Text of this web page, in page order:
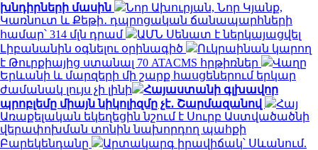
խնդիրների մասին
Նոր Ախուրյան, Նոր Կյանք,
Կառնուտ և Քեթի․ դպրոցական ճանապարհների
համար՝ 314 մլն դրամ
ԱՄՆ Սենատ է ներկայացվել
Լիբանանին օգնելու օրինագիծ
Ուկրաինան կարող
է Թուրքիայից ստանալ 70 ATACMS հրթիռներ
Վաղը
Երևանի և մարզերի մի շարք հասցեներում երկար
ժամանակ լույս չի լինի
Հայաստանի գլխավոր
պրոբլեմը միայն նիկոլիզմը չէ․ Շարմազանով
Հայ
Առաքելական եկեղեցին նշում է Սուրբ Աստվածածնի
վերափոխման տոնին նախորդող պահքի
Բարեկենդանը
Արտակարգ իրավիճակ՝ Սևանում.